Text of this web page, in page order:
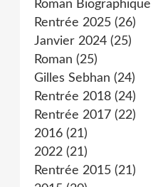
Roman Biographique
Rentrée 2025 (26)
Janvier 2024 (25)
Roman (25)
Gilles Sebhan (24)
Rentrée 2018 (24)
Rentrée 2017 (22)
2016 (21)
2022 (21)
Rentrée 2015 (21)